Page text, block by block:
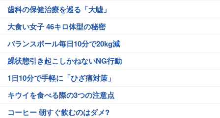
歯科の保健治療を巡る「大嘘」
大食い女子 46キロ体型の秘密
バランスボール毎日10分で20kg減
躁状態引き起こしかねないNG行動
1日10分で手軽に「ひざ痛対策」
キウイを食べる際の3つの注意点
コーヒー 朝すぐ飲むのはダメ?